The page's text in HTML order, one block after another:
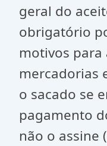
geral do
obrigatório
motivos para
mercadorias
o sacado se
pagamento
não o assine